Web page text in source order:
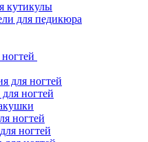
кутикулы
для педикюра
для ногтей
ногтей
ногтей
ногтей